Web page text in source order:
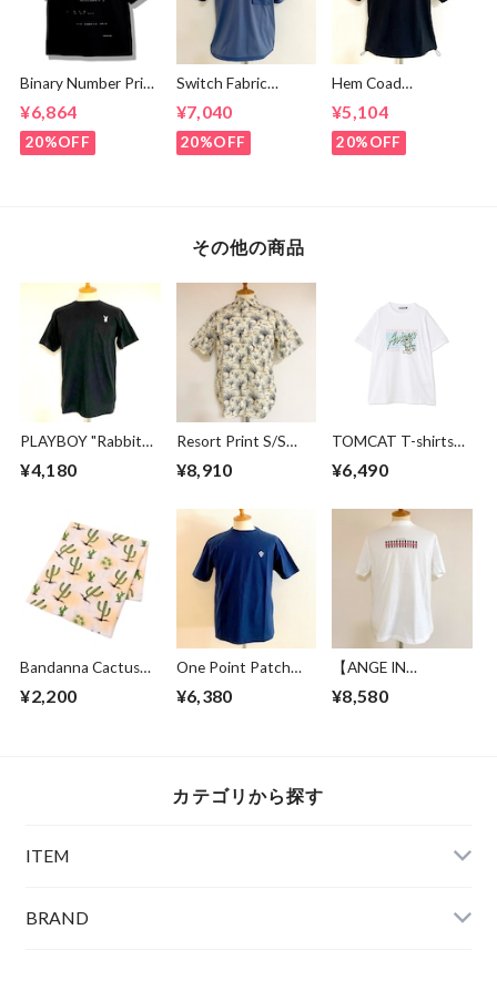
Binary Number Print
T-shirts Black
¥6,864
20%OFF
Switch Fabric
Pocket T-shirts
Ash Navy
¥7,040
20%OFF
Hem Coad
Embroidery T-
shirts Black /
Brown
¥5,104
20%OFF
その他の商品
PLAYBOY "Rabbit
Head" Embroidery
Logo T-Shirt Black
¥4,180
Resort Print S/S
Shirts Ivory
¥8,910
TOMCAT T-shirts
White
¥6,490
Bandanna Cactus
Beige
¥2,200
One Point Patch
Tee Navy
¥6,380
【ANGE IN
DISGUISE】 Print T-
shirts #BRITISH
¥8,580
カテゴリから探す
ITEM
BRAND